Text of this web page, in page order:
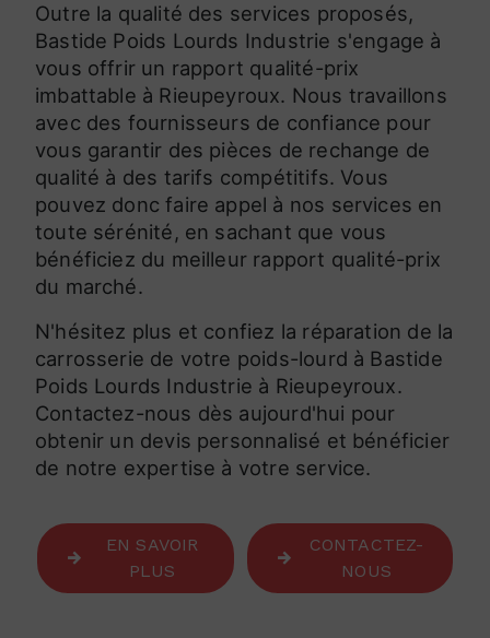
Outre la qualité des services proposés,
Bastide Poids Lourds Industrie s'engage à
vous offrir un rapport qualité-prix
imbattable à Rieupeyroux. Nous travaillons
avec des fournisseurs de confiance pour
vous garantir des pièces de rechange de
qualité à des tarifs compétitifs. Vous
pouvez donc faire appel à nos services en
toute sérénité, en sachant que vous
bénéficiez du meilleur rapport qualité-prix
du marché.
N'hésitez plus et confiez la réparation de la
carrosserie de votre poids-lourd à Bastide
Poids Lourds Industrie à Rieupeyroux.
Contactez-nous dès aujourd'hui pour
obtenir un devis personnalisé et bénéficier
de notre expertise à votre service.
EN SAVOIR
PLUS
CONTACTEZ-
NOUS